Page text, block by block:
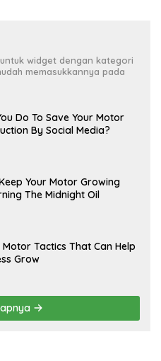
widget dengan kategori
memasukkannya pada
Do To Save Your Motor
By Social Media?
Your Motor Growing
The Midnight Oil
Tactics That Can Help
Grow